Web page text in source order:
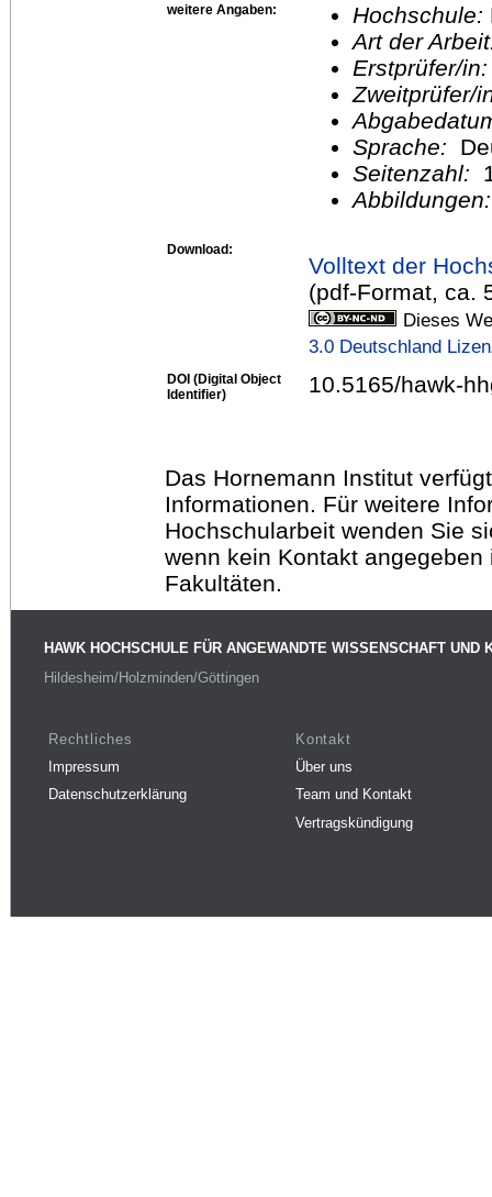
weitere Angaben: Hochschule:
Art der
Erstprüfer/
Sprache:
Seitenzahl:
Download:
Volltext der
(pdf-Format, ca.
Dieses
3.0 Deutschland
DOI (Digital Object
Identifier)
10.5165/hawk-
Das Hornemann Institut
Informationen. Für weitere
Hochschularbeit wenden Sie
wenn kein Kontakt
Fakultäten.
HAWK HOCHSCHULE FÜR ANGEWANDTE WISSENSCHAFT UND
Hildesheim/Holzminden/Göttingen
Rechtliches
Impressum
Datenschutzerklärung
Kontakt
Über uns
Team und Kontakt
Vertragskündigung